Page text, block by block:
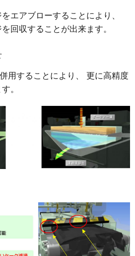
エアブローすることにより、
回収することが出来ます。
用することにより、 更に高精度
。